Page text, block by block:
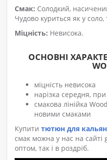
Смак: Солодкий,
Чудово куриться як у соло,
Міцність: Невисока.
ОСНОВНІ
міцність невисока
нарізка середня,
смакова лінійка
новими смаками
Купити тютюн для
смак можна у нас на
оптом, так і в роздріб.